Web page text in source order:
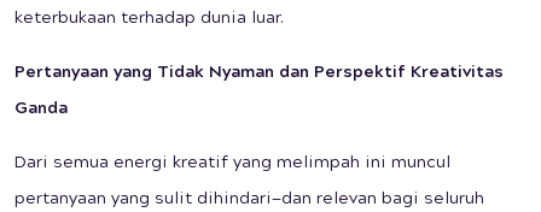
keterbukaan terhadap dunia luar.
Pertanyaan yang Tidak Nyaman dan Perspektif Kreativitas
Ganda
Dari semua energi kreatif yang melimpah ini muncul
pertanyaan yang sulit dihindari—dan relevan bagi seluruh